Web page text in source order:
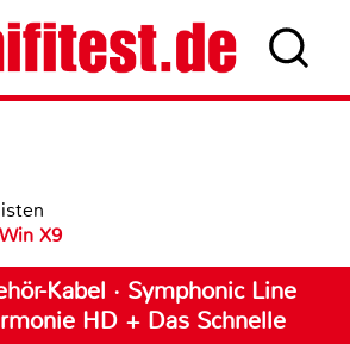
X9
Kabel · Symphonic Line
HD + Das Schnelle